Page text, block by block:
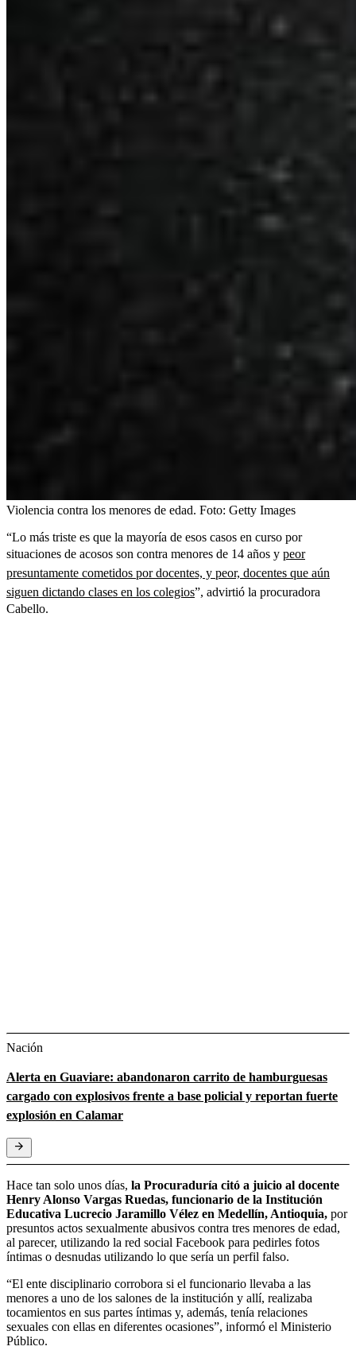
Violencia contra los menores de edad. Foto: Getty Images
“Lo más triste es que la mayoría de esos casos en curso por
situaciones de acosos son contra menores de 14 años y peor
presuntamente cometidos por docentes, y peor, docentes que aún
siguen dictando clases en los colegios”, advirtió la procuradora
Cabello.
Nación
Alerta en Guaviare: abandonaron carrito de hamburguesas
cargado con explosivos frente a base policial y reportan fuerte
explosión en Calamar
Hace tan solo unos días, la Procuraduría citó a juicio al docente
Henry Alonso Vargas Ruedas, funcionario de la Institución
Educativa Lucrecio Jaramillo Vélez en Medellín, Antioquia, por
presuntos actos sexualmente abusivos contra tres menores de edad,
al parecer, utilizando la red social Facebook para pedirles fotos
íntimas o desnudas utilizando lo que sería un perfil falso.
“El ente disciplinario corrobora si el funcionario llevaba a las
menores a uno de los salones de la institución y allí, realizaba
tocamientos en sus partes íntimas y, además, tenía relaciones
sexuales con ellas en diferentes ocasiones”, informó el Ministerio
Público.